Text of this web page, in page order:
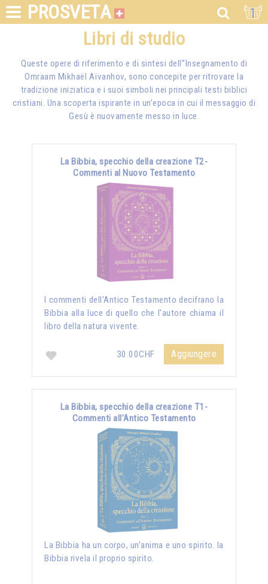
PROSVETA 1
Libri di studio
Queste opere di riferimento e di sintesi dell’’Insegnamento di
Omraam Mikhaël Aïvanhov, sono concepite per ritrovare la
tradizione iniziatica e i suoi simboli nei principali testi biblici
cristiani. Una scoperta ispirante in un’epoca in cui il messaggio di
Gesù è nuovamente messo in luce.
La Bibbia, specchio della creazione T2-
Commenti al Nuovo Testamento
I commenti dell'Antico Testamento decifrano la
Bibbia alla luce di quello che l'autore chiama il
libro della natura vivente.
30.00CHF Aggiungere
La Bibbia, specchio della creazione T1-
Commenti all’Antico Testamento
La Bibbia ha un corpo, un’anima e uno spirito. la
Bibbia rivela il proprio spirito.